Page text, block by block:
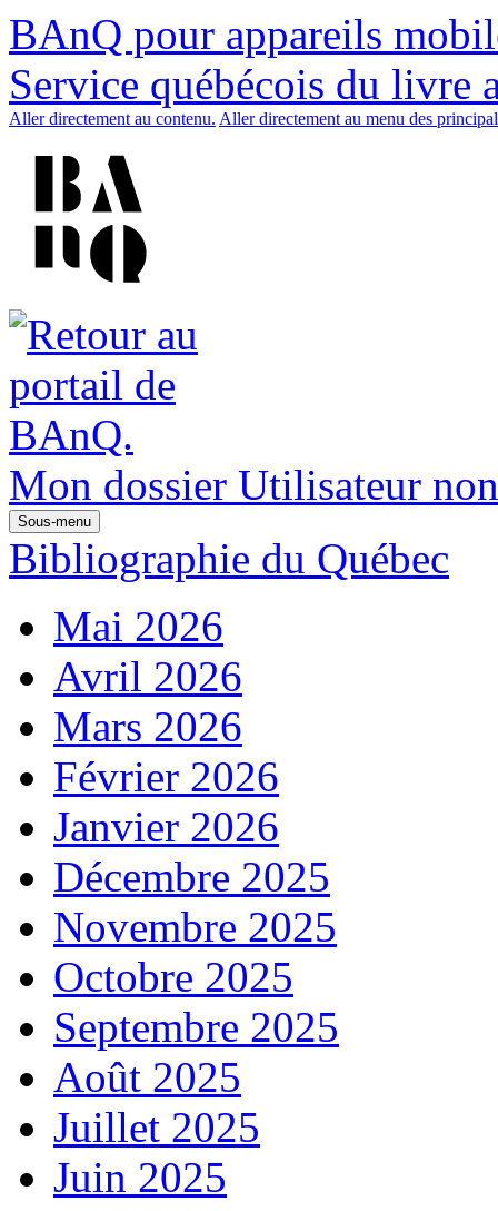
BAnQ pour appareils
Service québécois du livre
Aller directement au contenu. Aller directement au menu des
Mon dossier Utilisateur
Sous-menu
Bibliographie du Québec
Mai 2026
Avril 2026
Mars 2026
Février 2026
Janvier 2026
Décembre 2025
Novembre 2025
Octobre 2025
Septembre 2025
Août 2025
Juillet 2025
Juin 2025